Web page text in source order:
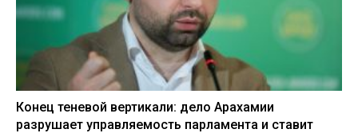
Конец теневой вертикали: дело Арахамии
разрушает управляемость парламента и ставит